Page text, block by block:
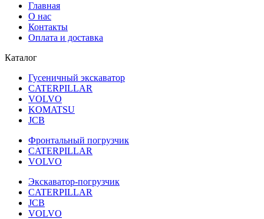
Главная
О нас
Контакты
Оплата и доставка
Каталог
Гусеничный экскаватор
CATERPILLAR
VOLVO
KOMATSU
JCB
Фронтальный погрузчик
CATERPILLAR
VOLVO
Экскаватор-погрузчик
CATERPILLAR
JCB
VOLVO